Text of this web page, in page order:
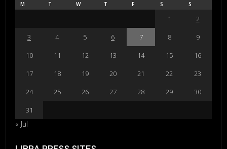
M T W T F S S
1
2
3
4 5 6 7 8
9
10
11 12 13 14 15
16
17
18 19 20 21 22
23
24
25 26 27 28 29
30
31
« Jul